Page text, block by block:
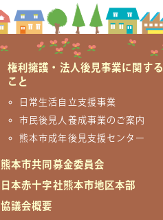
権利擁護・法人後見事業に関する
こと
日常生活自立支援事業
市民後見人養成事業のご案内
熊本市成年後見支援センター
熊本市共同募金委員会
日本赤十字社熊本市地区本部
協議会概要